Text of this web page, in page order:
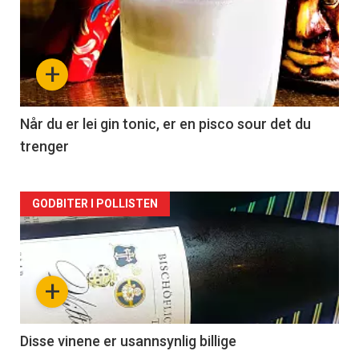
akkurat
nå
-
2
+
Når du er lei gin tonic, er en pisco sour det du
trenger
Forsiden
akkurat
nå
3
+
GODBITER I POLLISTEN
Disse vinene er usannsynlig billige